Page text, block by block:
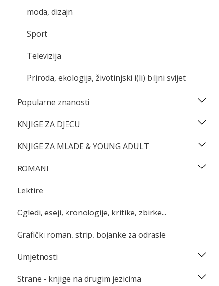
moda, dizajn
Sport
Televizija
Priroda, ekologija, životinjski i(li) biljni svijet
Popularne znanosti
KNJIGE ZA DJECU
KNJIGE ZA MLADE & YOUNG ADULT
ROMANI
Lektire
Ogledi, eseji, kronologije, kritike, zbirke...
Grafički roman, strip, bojanke za odrasle
Umjetnosti
Strane - knjige na drugim jezicima